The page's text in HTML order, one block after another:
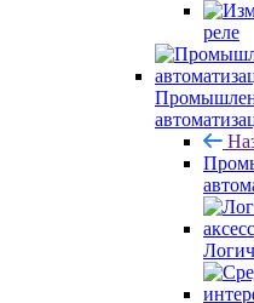
реле